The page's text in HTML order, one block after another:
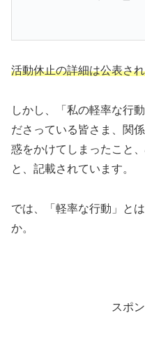
活動休止の詳細は公表さ
しかし、「私の軽率な行
ださっている皆さま、関
惑をかけてしまったこと
と、記載されています。
では、「軽率な行動」と
か。
スポ